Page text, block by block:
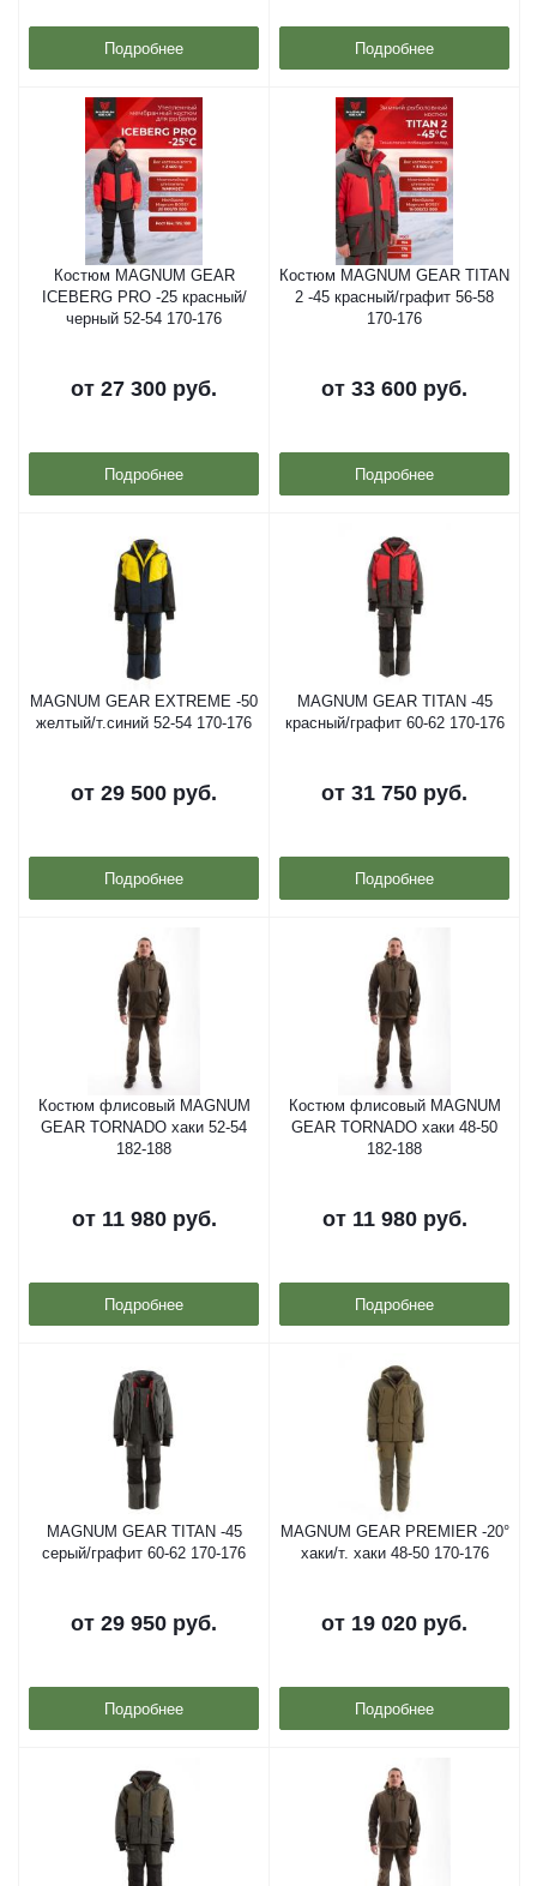
Подробнее Подробнее
Костюм MAGNUM GEAR
ICEBERG PRO -25 красный/
черный 52-54 170-176
от 27 300 руб.
Подробнее
Костюм MAGNUM GEAR TITAN
2 -45 красный/графит 56-58
170-176
от 33 600 руб.
Подробнее
MAGNUM GEAR EXTREME -50
желтый/т.синий 52-54 170-176
от 29 500 руб.
Подробнее
MAGNUM GEAR TITAN -45
красный/графит 60-62 170-176
от 31 750 руб.
Подробнее
Костюм флисовый MAGNUM
GEAR TORNADO хаки 52-54
182-188
от 11 980 руб.
Подробнее
Костюм флисовый MAGNUM
GEAR TORNADO хаки 48-50
182-188
от 11 980 руб.
Подробнее
MAGNUM GEAR TITAN -45
серый/графит 60-62 170-176
от 29 950 руб.
Подробнее
MAGNUM GEAR PREMIER -20°
хаки/т. хаки 48-50 170-176
от 19 020 руб.
Подробнее